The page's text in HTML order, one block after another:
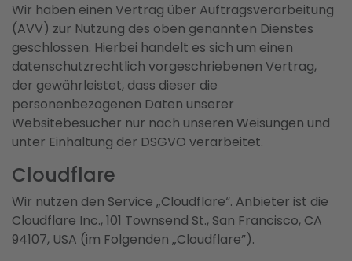
Wir haben einen Vertrag über Auftragsverarbeitung
(AVV) zur Nutzung des oben genannten Dienstes
geschlossen. Hierbei handelt es sich um einen
datenschutzrechtlich vorgeschriebenen Vertrag,
der gewährleistet, dass dieser die
personenbezogenen Daten unserer
Websitebesucher nur nach unseren Weisungen und
unter Einhaltung der DSGVO verarbeitet.
Cloudflare
Wir nutzen den Service „Cloudflare“. Anbieter ist die
Cloudflare Inc., 101 Townsend St., San Francisco, CA
94107, USA (im Folgenden „Cloudflare”).